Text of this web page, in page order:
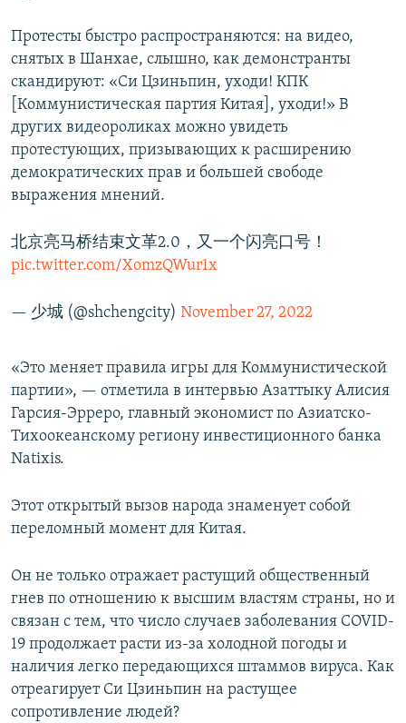
Протесты быстро распространяются: на видео,
снятых в Шанхае, слышно, как демонстранты
скандируют: «Си Цзиньпин, уходи! КПК
[Коммунистическая партия Китая], уходи!» В
других видеороликах можно увидеть
протестующих, призывающих к расширению
демократических прав и большей свободе
выражения мнений.
北京亮马桥结束文革2.0，又一个闪亮口号！
pic.twitter.com/XomzQWur1x
— 少城 (@shchengcity) November 27, 2022
«Это меняет правила игры для Коммунистической
партии», — отметила в интервью Азаттыку Алисия
Гарсия-Эрреро, главный экономист по Азиатско-
Тихоокеанскому региону инвестиционного банка
Natixis.
Этот открытый вызов народа знаменует собой
переломный момент для Китая.
Он не только отражает растущий общественный
гнев по отношению к высшим властям страны, но и
связан с тем, что число случаев заболевания COVID-
19 продолжает расти из-за холодной погоды и
наличия легко передающихся штаммов вируса. Как
отреагирует Си Цзиньпин на растущее
сопротивление людей?